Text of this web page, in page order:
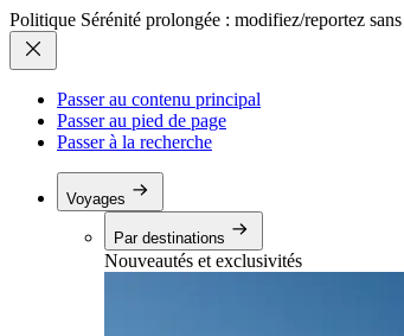
Politique Sérénité prolongée : modifiez/reportez
Passer au contenu principal
Passer au pied de page
Passer à la recherche
Voyages
Par destinations
Nouveautés et exclusivités